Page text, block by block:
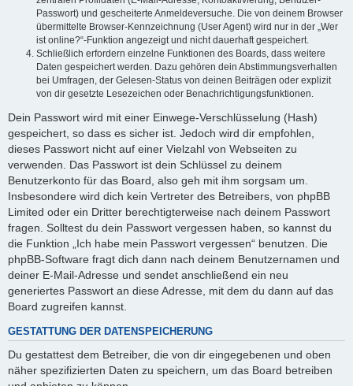
Passwort) und gescheiterte Anmeldeversuche. Die von deinem Browser
übermittelte Browser-Kennzeichnung (User Agent) wird nur in der „Wer
ist online?“-Funktion angezeigt und nicht dauerhaft gespeichert.
Schließlich erfordern einzelne Funktionen des Boards, dass weitere
Daten gespeichert werden. Dazu gehören dein Abstimmungsverhalten
bei Umfragen, der Gelesen-Status von deinen Beiträgen oder explizit
von dir gesetzte Lesezeichen oder Benachrichtigungsfunktionen.
Dein Passwort wird mit einer Einwege-Verschlüsselung (Hash)
gespeichert, so dass es sicher ist. Jedoch wird dir empfohlen,
dieses Passwort nicht auf einer Vielzahl von Webseiten zu
verwenden. Das Passwort ist dein Schlüssel zu deinem
Benutzerkonto für das Board, also geh mit ihm sorgsam um.
Insbesondere wird dich kein Vertreter des Betreibers, von phpBB
Limited oder ein Dritter berechtigterweise nach deinem Passwort
fragen. Solltest du dein Passwort vergessen haben, so kannst du
die Funktion „Ich habe mein Passwort vergessen“ benutzen. Die
phpBB-Software fragt dich dann nach deinem Benutzernamen und
deiner E-Mail-Adresse und sendet anschließend ein neu
generiertes Passwort an diese Adresse, mit dem du dann auf das
Board zugreifen kannst.
GESTATTUNG DER DATENSPEICHERUNG
Du gestattest dem Betreiber, die von dir eingegebenen und oben
näher spezifizierten Daten zu speichern, um das Board betreiben